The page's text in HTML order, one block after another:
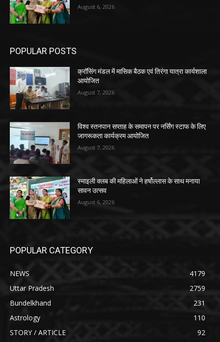
August 6, 2026
POPULAR POSTS
क्रॉसिंग मंडल में मासिक बैठक एवं तिरंगा यात्रा कार्यशाला
आयोजित
August 7, 2026
विश्व स्तनपान सप्ताह के समापन पर नर्सिंग स्टाफ के लिए
जागरूकता कार्यक्रम आयोजित
August 7, 2026
स्माइली क्लब की महिलाओं ने हर्षोल्लास के साथ मनाया
सावन उत्सव
August 6, 2026
POPULAR CATEGORY
NEWS
4179
Uttar Pradesh
2759
Bundelkhand
231
Astrology
110
STORY / ARTICLE
92